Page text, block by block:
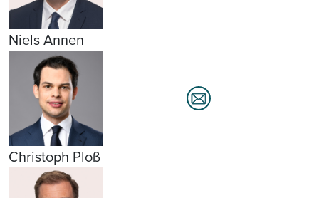
Niels Annen
Christoph Ploß